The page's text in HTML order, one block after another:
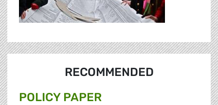
RECOMMENDED
POLICY PAPER